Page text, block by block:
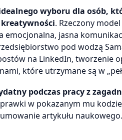
wyboru dla osób,
. Rzeczony
jasna
pod wodzą
na LinkedIn, tworzenie
które utrzymane są w
podczas pracy z
w pokazanym mu
artykułu naukowego.